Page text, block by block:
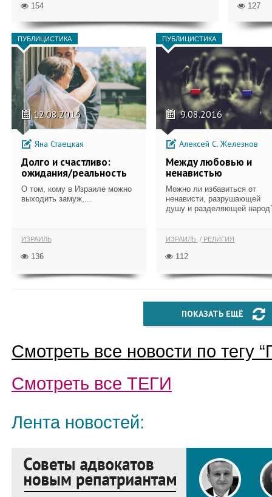
154 127
ПУБЛИЦИСТИКА
12.08.2016
Яна Стаецкая
Долго и счастливо:
ожидания/реальность
О том, кому в Израиле можно
выходить замуж,...
ИЗРАИЛЬ
136
ПУБЛИЦИСТИКА
9.08.2016
Алексей С. Железнов
Между любовью и
ненавистью
Можно ли избавиться от
ненависти, разрушающей
душу и разделяющей
ИЗРАИЛЬ РЕЛИГИЯ
112
ПОКАЗАТЬ ЕЩЁ
Смотреть все новости по тегу “
Смотреть все ТЕГИ
Лента новостей: